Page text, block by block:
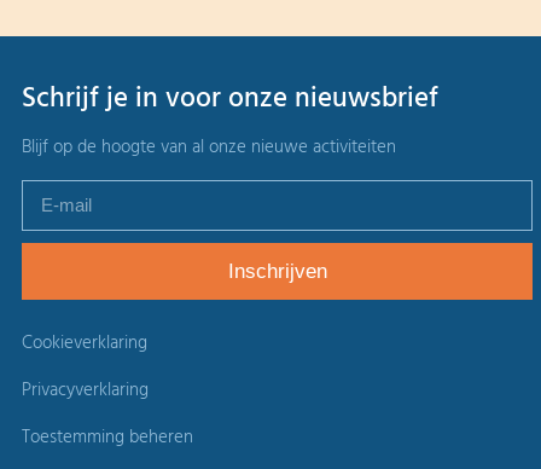
Schrijf je in voor onze nieuwsbrief
Blijf op de hoogte van al onze nieuwe activiteiten
Cookieverklaring
Privacyverklaring
Toestemming beheren